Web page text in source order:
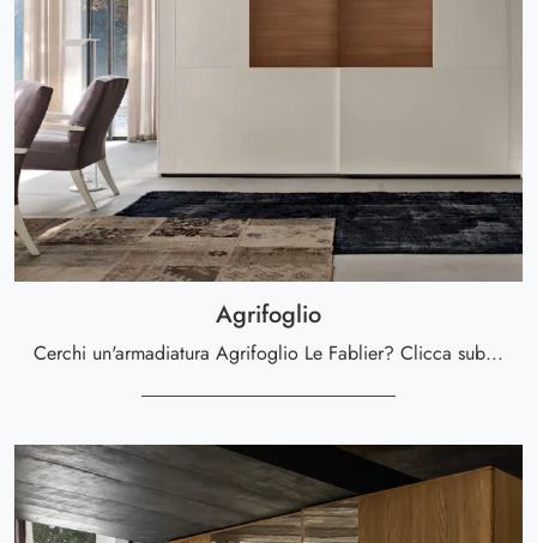
Agrifoglio
Cerchi un'armadiatura Agrifoglio Le Fablier? Clicca subito! Gli armadi a muro con ante scorrevoli ti attendono.